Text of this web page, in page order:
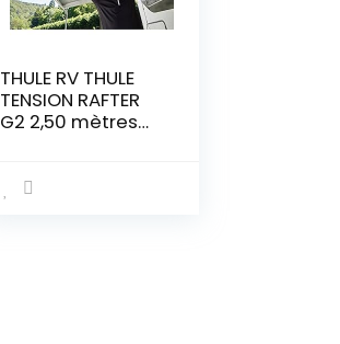
THULE RV THULE
TENSION RAFTER
G2 2,50 mètres